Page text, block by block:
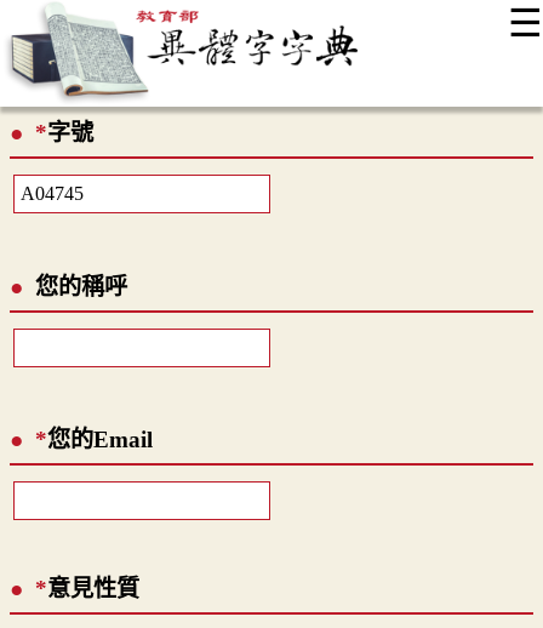
☰
最新消息
*字號
您的稱呼
*您的Email
*意見性質